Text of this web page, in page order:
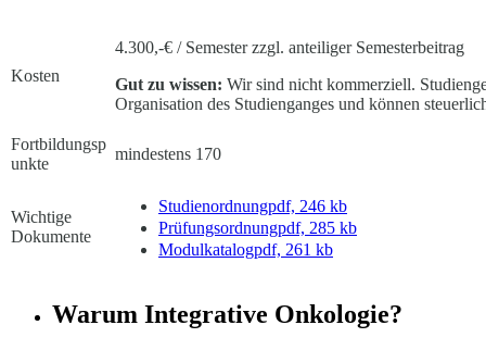
Kosten
4.300,-€ / Semester zzgl. anteiliger Semesterbeitrag
Gut zu wissen: Wir sind nicht kommerziell.
Organisation des Studienganges und können
Fortbildungsp
unkte
mindestens 170
Wichtige
Dokumente
Studienordnungpdf, 246 kb
Prüfungsordnungpdf, 285 kb
Modulkatalogpdf, 261 kb
Warum Integrative Onkologie?